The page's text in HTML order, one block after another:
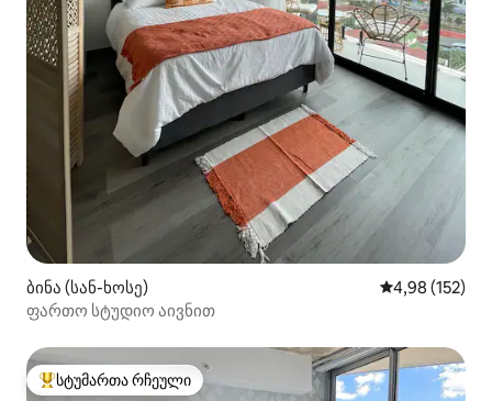
ბინა (სან-ხოსე) საშუალო
4,98 (152)
ფართო სტუდიო აივნით
სტუმართა რჩეული მოწინავე ვარიანტი
სტუმართა რჩეული